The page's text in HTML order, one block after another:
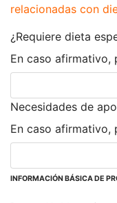
relacionadas con
¿Requiere dieta
En caso afirmativo,
Necesidades de
En caso afirmativo,
INFORMACIÓN BÁSICA DE